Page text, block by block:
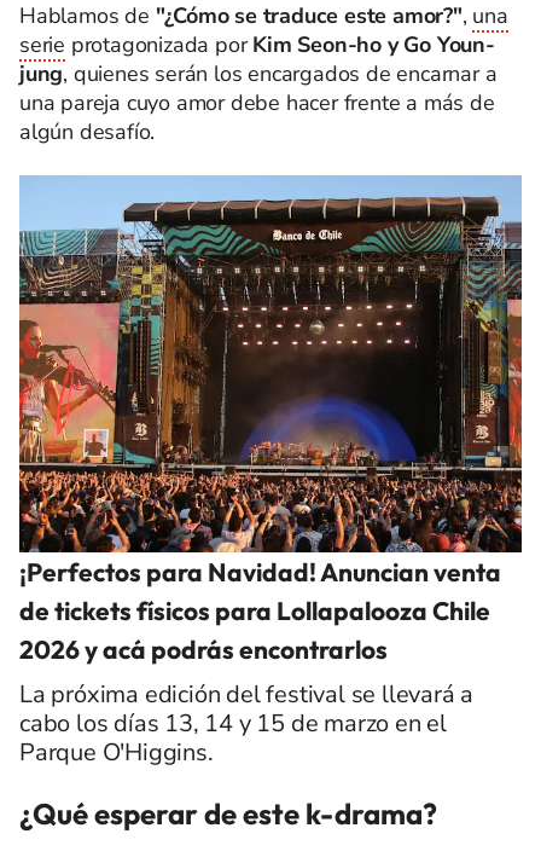
Hablamos de "¿Cómo se traduce este amor?", una
serie protagonizada porKim Seon-ho y Go Youn-
jung, quienes serán los encargados de encarnar a
una pareja cuyo amor debe hacer frente a más de
algún desafío.
¡Perfectos para Navidad! Anuncian venta
de tickets físicos para Lollapalooza Chile
2026 y acá podrás encontrarlos
La próxima edición del festival se llevará a
cabo los días 13, 14 y 15 de marzo en el
Parque O'Higgins.
¿Qué esperar de este k-drama?